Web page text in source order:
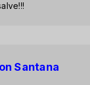
Santana